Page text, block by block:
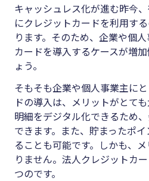
#生産性向上
#採用
#人材育成
#店舗経営
#クラブオフ
無料
#店舗経
#クラブ
オフ
キャッシュレス化が進む昨今
にクレジットカードを利用す
ります。そのため、企業や個
カードを導入するケースが増
ょう。
そもそも企業や個人事業主に
ドの導入は、メリットがとて
明細をデジタル化できるため
できます。また、貯まったポ
ることも可能です。しかも、
りません。法人クレジットカ
つのです。